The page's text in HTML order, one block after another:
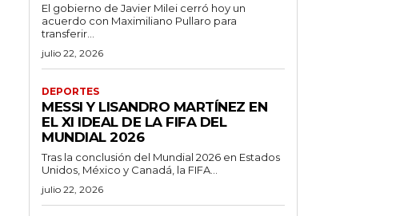
El gobierno de Javier Milei cerró hoy un
acuerdo con Maximiliano Pullaro para
transferir...
julio 22, 2026
DEPORTES
MESSI Y LISANDRO MARTÍNEZ EN
EL XI IDEAL DE LA FIFA DEL
MUNDIAL 2026
Tras la conclusión del Mundial 2026 en Estados
Unidos, México y Canadá, la FIFA...
julio 22, 2026